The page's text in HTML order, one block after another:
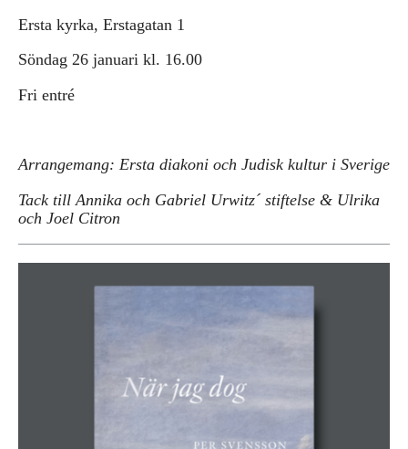
Ersta kyrka, Erstagatan 1
Söndag 26 januari kl. 16.00
Fri entré
Arrangemang: Ersta diakoni och Judisk kultur i Sverige
Tack till Annika och Gabriel Urwitz´ stiftelse & Ulrika
och Joel Citron